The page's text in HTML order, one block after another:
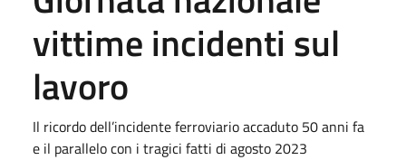
vittime incidenti sul
lavoro
Il ricordo dell’incidente ferroviario accaduto 50 anni fa
e il parallelo con i tragici fatti di agosto 2023